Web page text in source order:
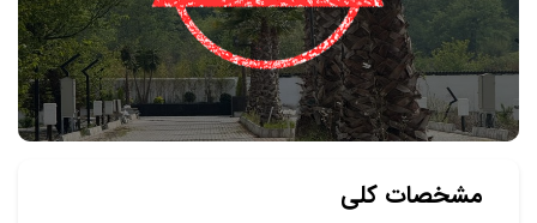
مشخصات کلی